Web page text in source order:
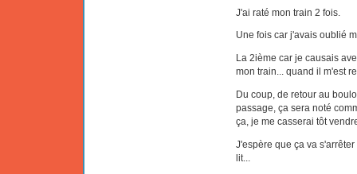
J'ai raté mon train 2 fois.
Une fois car j'avais oublié
La 2ième car je causais
mon train... quand il m'est
Du coup, de retour au
passage, ça sera noté
ça, je me casserai tôt
J'espère que ça va
lit...